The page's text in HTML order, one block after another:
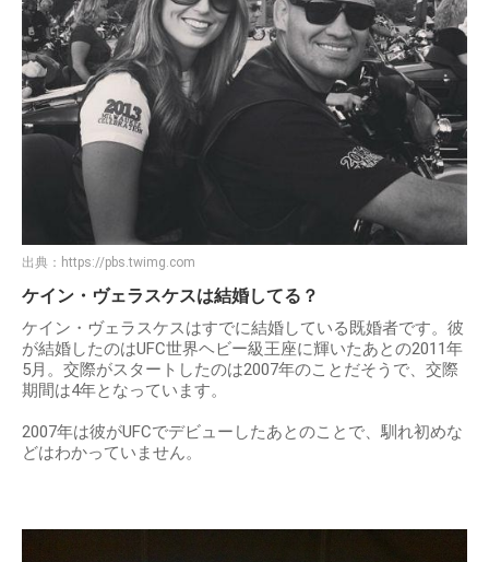
出典： https://pbs.twimg.com
ケイン・ヴェラスケスは結婚してる？
ケイン・ヴェラスケスはすでに結婚している既婚者です。彼
が結婚したのはUFC世界ヘビー級王座に輝いたあとの2011年
5月。交際がスタートしたのは2007年のことだそうで、交際
期間は4年となっています。
2007年は彼がUFCでデビューしたあとのことで、馴れ初めな
どはわかっていません。